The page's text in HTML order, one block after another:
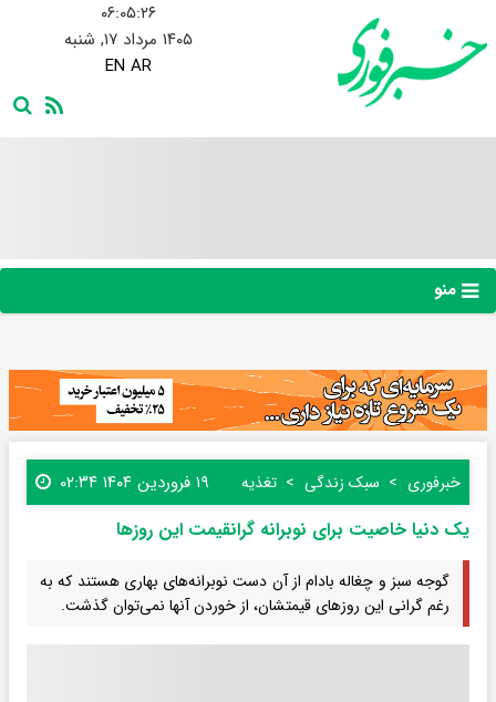
۰۶:۰۵:۲۷
۱۴۰۵ مرداد ۱۷, شنبه
EN AR
منو
خبرفوری سبک زندگی تغذیه ۱۹ فروردین ۱۴۰۴ ۰۲:۳۴
یک دنیا خاصیت برای نوبرانه گرانقیمت این روزها
گوجه سبز و چغاله بادام از آن دست نوبرانه‌های بهاری هستند که به
رغم گرانی این روزهای قیمتشان، از خوردن آنها نمی‌توان گذشت.